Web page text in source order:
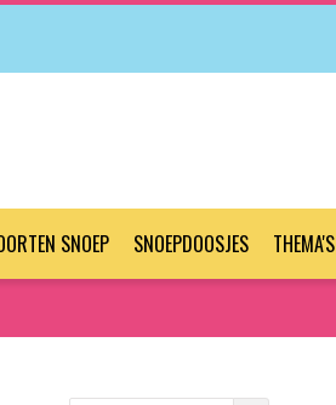
SNOEP SNOEPDOOSJES THEMA'S